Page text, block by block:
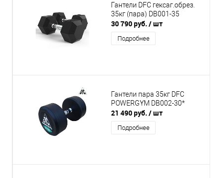
Гантели DFC гексаг.обрез.
35кг (пара) DB001-35
30 790 руб. / шт
Подробнее
Гантели пара 35кг DFC
POWERGYM DB002-30*
21 490 руб. / шт
Подробнее